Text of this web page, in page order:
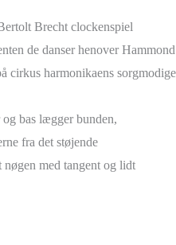
Brecht clockenspiel
de danser henover Hammond
cirkus harmonikaens sorgmodige
og bas lægger bunden,
fra det støjende
nøgen med tangent og lidt